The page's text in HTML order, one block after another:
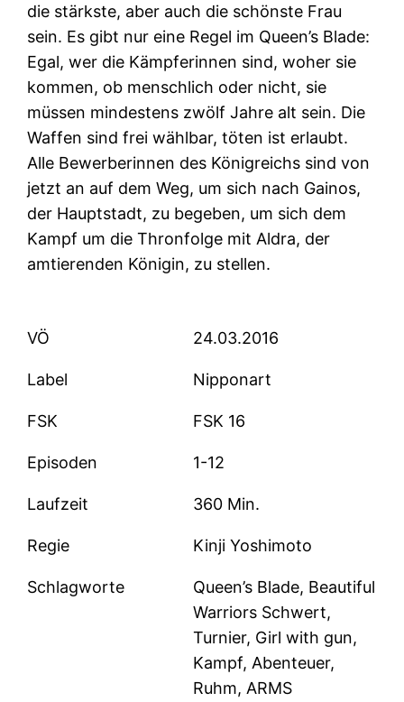
die stärkste, aber auch die schönste Frau
sein. Es gibt nur eine Regel im Queen’s Blade:
Egal, wer die Kämpferinnen sind, woher sie
kommen, ob menschlich oder nicht, sie
müssen mindestens zwölf Jahre alt sein. Die
Waffen sind frei wählbar, töten ist erlaubt.
Alle Bewerberinnen des Königreichs sind von
jetzt an auf dem Weg, um sich nach Gainos,
der Hauptstadt, zu begeben, um sich dem
Kampf um die Thronfolge mit Aldra, der
amtierenden Königin, zu stellen.
VÖ 24.03.2016
Label Nipponart
FSK FSK 16
Episoden 1-12
Laufzeit 360 Min.
Regie Kinji Yoshimoto
Schlagworte
Queen’s Blade, Beautiful
Warriors Schwert,
Turnier, Girl with gun,
Kampf, Abenteuer,
Ruhm, ARMS